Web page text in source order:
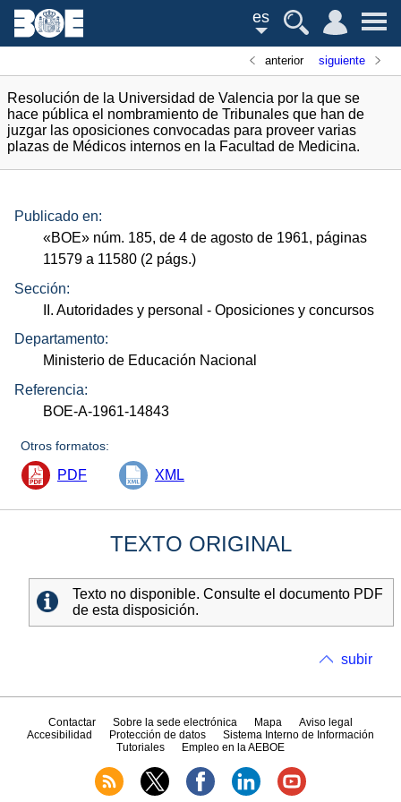
es
anterior siguiente
Resolución de la Universidad de Valencia por la que se
hace pública el nombramiento de Tribunales que han de
juzgar las oposiciones convocadas para proveer varias
plazas de Médicos internos en la Facultad de Medicina.
Publicado en:
«BOE» núm. 185, de 4 de agosto de 1961, páginas
11579 a 11580 (2 págs.)
Sección:
II. Autoridades y personal - Oposiciones y concursos
Departamento:
Ministerio de Educación Nacional
Referencia:
BOE-A-1961-14843
Otros formatos:
PDF XML
TEXTO ORIGINAL
Texto no disponible. Consulte el documento PDF
de esta disposición.
subir
Contactar Sobre la sede electrónica Mapa
Aviso legal
Accesibilidad
Protección de datos
Sistema Interno de Información
Tutoriales
Empleo en la AEBOE